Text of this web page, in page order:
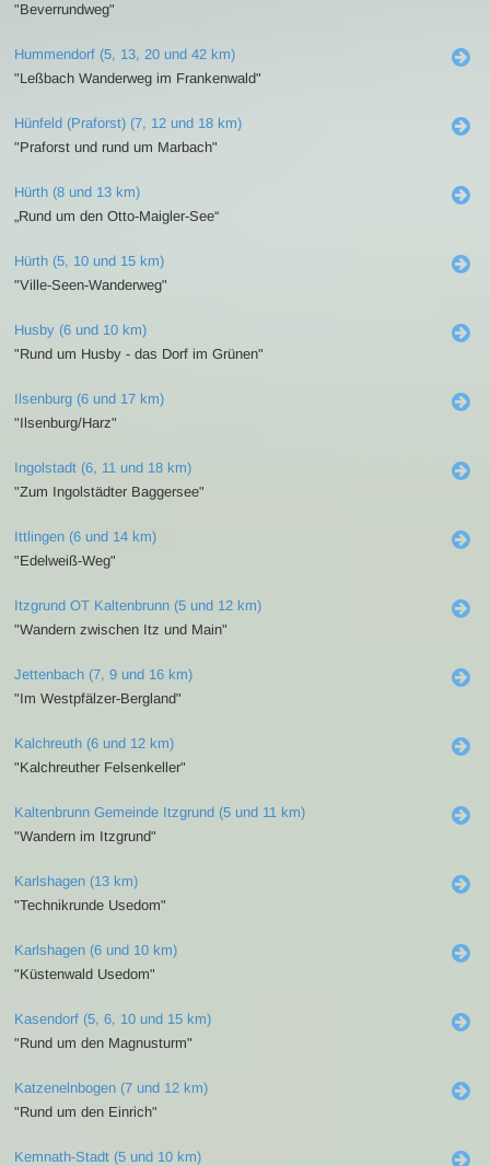
"Beverrundweg"
Hummendorf (5, 13, 20 und 42 km)
"Leßbach Wanderweg im Frankenwald"
Hünfeld (Praforst) (7, 12 und 18 km)
"Praforst und rund um Marbach"
Hürth (8 und 13 km)
„Rund um den Otto-Maigler-See“
Hürth (5, 10 und 15 km)
"Ville-Seen-Wanderweg"
Husby (6 und 10 km)
"Rund um Husby - das Dorf im Grünen"
Ilsenburg (6 und 17 km)
"Ilsenburg/Harz"
Ingolstadt (6, 11 und 18 km)
"Zum Ingolstädter Baggersee"
Ittlingen (6 und 14 km)
"Edelweiß-Weg"
Itzgrund OT Kaltenbrunn (5 und 12 km)
"Wandern zwischen Itz und Main"
Jettenbach (7, 9 und 16 km)
"Im Westpfälzer-Bergland"
Kalchreuth (6 und 12 km)
"Kalchreuther Felsenkeller"
Kaltenbrunn Gemeinde Itzgrund (5 und 11 km)
"Wandern im Itzgrund"
Karlshagen (13 km)
"Technikrunde Usedom"
Karlshagen (6 und 10 km)
"Küstenwald Usedom"
Kasendorf (5, 6, 10 und 15 km)
"Rund um den Magnusturm"
Katzenelnbogen (7 und 12 km)
"Rund um den Einrich"
Kemnath-Stadt (5 und 10 km)